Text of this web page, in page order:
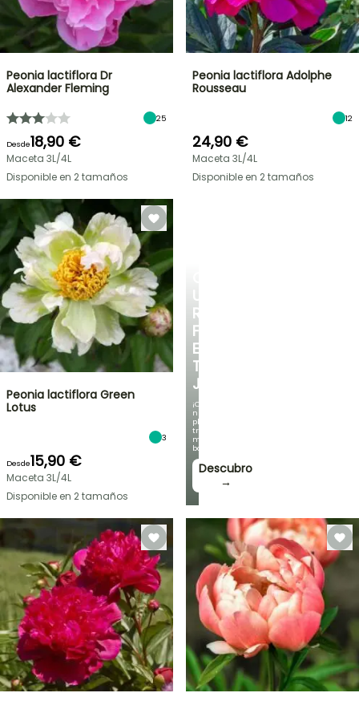
UN
RINCÓN
FRESCO
EN
TU
JARDÍN
¡Con
nuestras
plantas
trepadoras
más
bonitas!
Descubro
→
Peonia lactiflora Dr
Alexander Fleming
25
Desde18,90 €
Maceta 3L/4L
Disponible en 2 tamaños
Peonia lactiflora Adolphe
Rousseau
12
24,90 €
Maceta 3L/4L
Disponible en 2 tamaños
Peonia lactiflora Green
Lotus
3
Desde15,90 €
Maceta 3L/4L
Disponible en 2 tamaños